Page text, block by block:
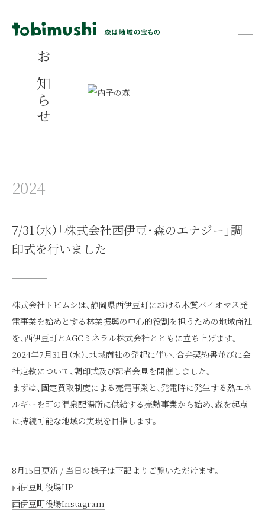
お知らせ
2024
7/31（水）「株式会社西伊豆・森のエナジー」調
印式を行いました
株式会社トビムシは、静岡県西伊豆町における木質バイオマス発
電事業を始めとする林業振興の中心的役割を担うための地域商社
を、西伊豆町とAGCミネラル株式会社とともに立ち上げます。
2024年7月31日（水）、地域商社の発起に伴い、合弁契約書並びに会
社定款について、調印式及び記者会見を開催しました。
まずは、固定買取制度による売電事業と、発電時に発生する熱エネ
ルギーを町の温泉配湯所に供給する売熱事業から始め、森を起点
に持続可能な地域の実現を目指します。
——————
8月15日更新 / 当日の様子は下記よりご覧いただけます。
西伊豆町役場HP
西伊豆町役場Instagram